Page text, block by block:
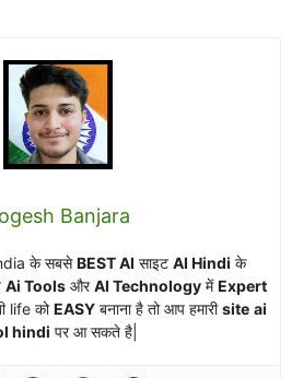
Banjara
के सबसेBEST AI साइट AI Hindi के
Ai ToolsऔरAI TechnologyमेंExpert
life कोEASYबनाना है तो आप हमारीsite ai
hindi पर आ सकते है|